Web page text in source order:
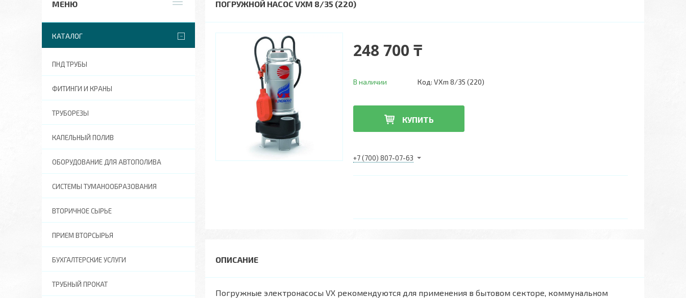
ПОГРУЖНОЙ НАСОС VXM 8/35 (220)
248 700 ₸
В наличии Код: VXm 8/35 (220)
КУПИТЬ
+7 (700) 807-07-63
Погружные электронасосы VX рекомендуются для применения в бытовом секторе, коммунальном
КАТАЛОГ
ПНД ТРУБЫ
ФИТИНГИ И КРАНЫ
ТРУБОРЕЗЫ
КАПЕЛЬНЫЙ ПОЛИВ
ОБОРУДОВАНИЕ ДЛЯ АВТОПОЛИВА
СИСТЕМЫ ТУМАНООБРАЗОВАНИЯ
ВТОРИЧНОЕ СЫРЬЕ
ПРИЕМ ВТОРСЫРЬЯ
БУХГАЛТЕРСКИЕ УСЛУГИ
ТРУБНЫЙ ПРОКАТ